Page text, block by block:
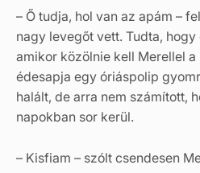
– Ő tudja, hol van az apám –
nagy levegőt vett. Tudta,
amikor közölnie kell Merellel
édesapja egy óriáspolip
halált, de arra nem számított,
napokban sor kerül.
– Kisfiam – szólt csendesen